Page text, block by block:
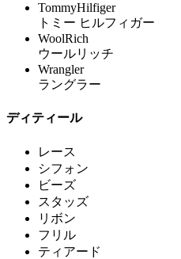
TommyHilfiger
トミー ヒルフィガー
WoolRich
ウールリッチ
Wrangler
ラングラー
ディティール
レース
シフォン
ビーズ
スタッズ
リボン
フリル
ティアード